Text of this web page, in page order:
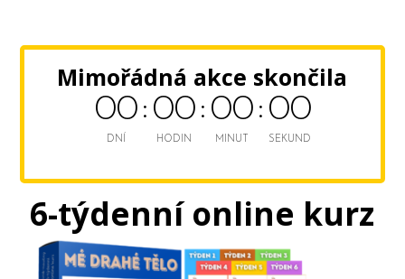
Mimořádná akce skončila
00
DNÍ
00
HODIN
00
MINUT
00
SEKUND
6-týdenní online kurz